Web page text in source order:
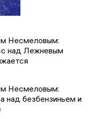
Несмеловым:
над Лежневым
Несмеловым:
над безбензиньем и